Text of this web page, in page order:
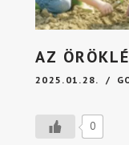
AZ
2025.01.28.
0